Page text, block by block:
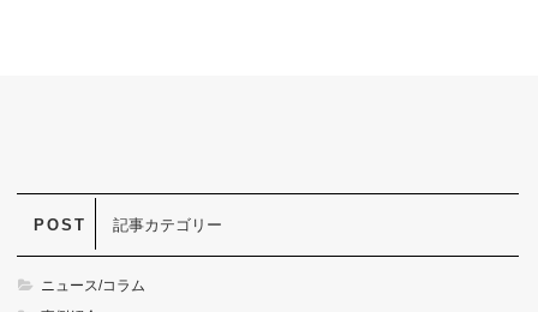
記事カテゴリー
ニュース/コラム